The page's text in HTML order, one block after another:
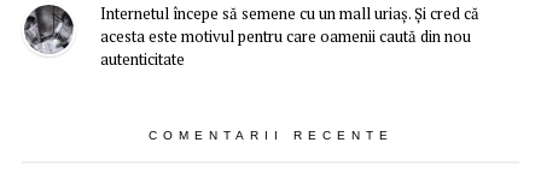
Internetul începe să semene cu un mall uriaș. Și cred că
acesta este motivul pentru care oamenii caută din nou
autenticitate
COMENTARII RECENTE